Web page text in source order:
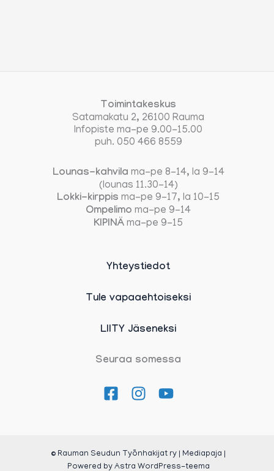
Toimintakeskus
Satamakatu 2, 26100 Rauma
Infopiste ma-pe 9.00-15.00
puh. 050 466 8559
Lounas-kahvila ma-pe 8-14, la 9-14
(lounas 11.30-14)
Lokki-kirppis ma-pe 9-17, la 10-15
Ompelimo ma-pe 9-14
KIPINÄ ma-pe 9-15
Yhteystiedot
Tule vapaaehtoiseksi
LIITY Jäseneksi
Seuraa somessa
© Rauman Seudun Työnhakijat ry | Mediapaja |
Powered by Astra WordPress-teema